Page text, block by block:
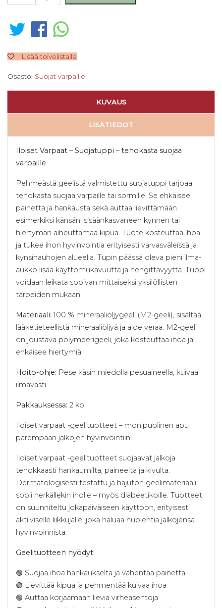
Lisää toivelistalle
Osasto: Suojat varpaille
KUVAUS
LISÄTIEDOT
Iloiset Varpaat – Suojatuppi – tehokasta suojaa
varpaille
Pehmeästä geelistä valmistettu suojatuppi tarjoaa
tehokasta suojaa varpaille tai sormille. Se ehkäisee
painetta ja hankausta sekä auttaa lievittämään
esimerkiksi känsän, sisäänkasvaneen kynnen tai
hiertymän aiheuttamaa kipua. Tuote kosteuttaa ihoa
ja tukee ihon hyvinvointia erityisesti varvasväleissä ja
kynsinauhojen alueella. Tupin päässä oleva pieni ilma-
aukko lisää käyttömukavuutta ja hengittävyyttä. Tuppi
voidaan leikata sopivan mittaiseksi yksilöllisten
tarpeiden mukaan.
Materiaali: 100 % mineraaliöljygeeli (M2-geeli), sisältää
lääketieteellistä mineraaliöljyä ja aloe veraa. M2-geeli
on joustava polymeerigeeli, joka kosteuttaa ihoa ja
ehkäisee hiertymiä.
Hoito-ohje: Pese käsin miedolla pesuaineella, kuivaa
ilmavasti.
Pakkauksessa: 2 kpl
Iloiset varpaat -geelituotteet – monipuolinen apu
parempaan jalkojen hyvinvointiin!
Iloiset varpaat -geelituotteet suojaavat jalkoja
tehokkaasti hankaumilta, paineelta ja kivulta.
Dermatologisesti testattu ja hajuton geelimateriaali
sopii herkällekin iholle – myös diabeetikoille. Tuotteet
on suunniteltu jokapäiväiseen käyttöön, erityisesti
aktiiviselle liikkujalle, joka haluaa huolehtia jalkojensa
hyvinvoinnista.
Geelituotteen hyödyt:
🟢 Suojaa ihoa hankaukselta ja vähentää painetta
🟢 Lievittää kipua ja pehmentää kuivaa ihoa
🟢 Auttaa korjaamaan lieviä virheasentoja